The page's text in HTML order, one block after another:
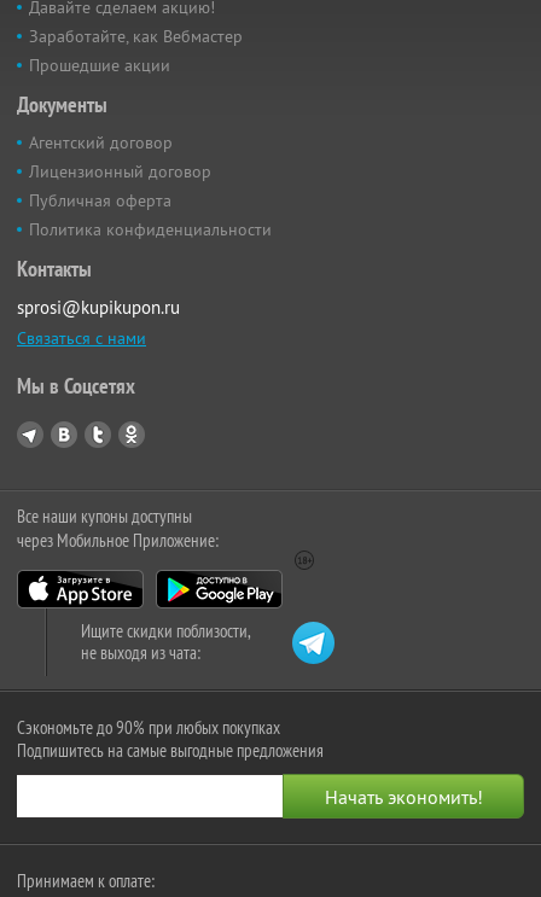
Давайте сделаем акцию!
Заработайте, как Вебмастер
Прошедшие акции
Документы
Агентский договор
Лицензионный договор
Публичная оферта
Политика конфиденциальности
Контакты
sprosi@kupikupon.ru
Связаться с нами
Мы в Соцсетях
Все наши купоны доступны
через Мобильное Приложение:
Ищите скидки поблизости,
не выходя из чата:
Сэкономьте до 90% при любых покупках
Подпишитесь на самые выгодные предложения
Принимаем к оплате: